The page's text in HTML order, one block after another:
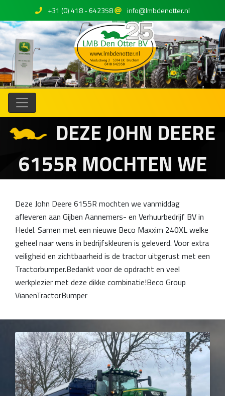
+31 (0) 418 - 642358 info@lmbdenotter.nl
DEZE JOHN DEERE
6155R MOCHTEN WE
Deze John Deere 6155R mochten we vanmiddag
afleveren aan Gijben Aannemers- en Verhuurbedrijf BV in
Hedel. Samen met een nieuwe Beco Maxxim 240XL welke
geheel naar wens in bedrijfskleuren is geleverd. Voor extra
veiligheid en zichtbaarheid is de tractor uitgerust met een
Tractorbumper.Bedankt voor de opdracht en veel
werkplezier met deze dikke combinatie!Beco Group
VianenTractorBumper